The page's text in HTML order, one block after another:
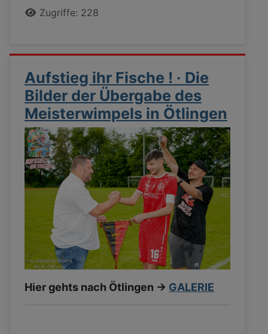
Zugriffe: 228
Aufstieg ihr Fische ! · Die
Bilder der Übergabe des
Meisterwimpels in Ötlingen
Hier gehts nach Ötlingen -> GALERIE